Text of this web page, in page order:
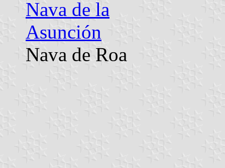
Nava de la
Asunción
Nava de Roa